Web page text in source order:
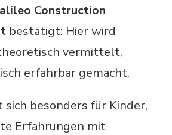
Construction
bestätigt: Hier wird
vermittelt,
erfahrbar gemacht.
sich besonders für Kinder,
Erfahrungen mit